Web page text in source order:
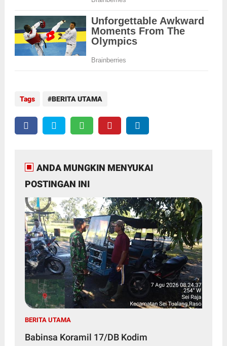
Tags BERITA UTAMA
ANDA MUNGKIN MENYUKAI
POSTINGAN INI
BERITA UTAMA
Babinsa Koramil 17/DB Kodim